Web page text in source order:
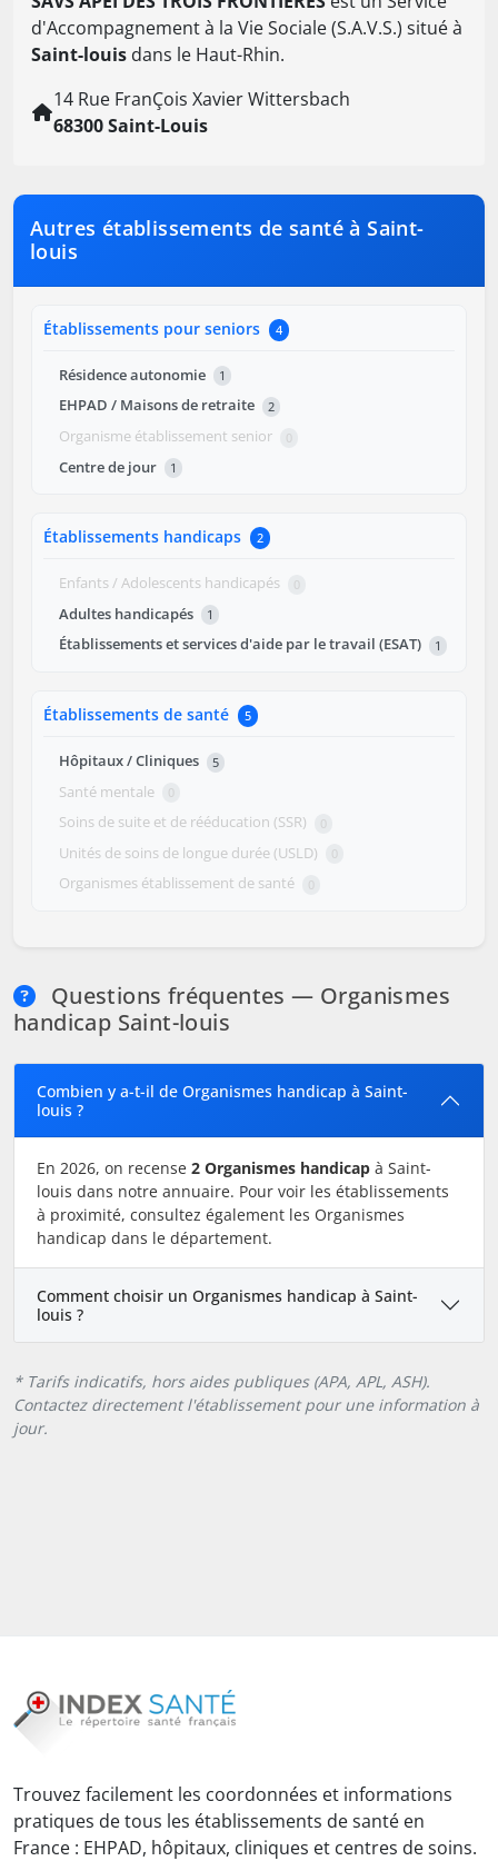
d'Accompagnement à la Vie Sociale (S.A.V.S.) situé à
Saint-louis dans le Haut-Rhin.
14 Rue FranÇois Xavier Wittersbach
68300 Saint-Louis
Autres établissements de santé à Saint-
louis
Établissements pour seniors 4
Résidence autonomie 1
EHPAD / Maisons de retraite 2
Organisme établissement senior 0
Centre de jour 1
Établissements handicaps 2
Enfants / Adolescents handicapés 0
Adultes handicapés 1
Établissements et services d'aide par le travail (ESAT) 1
Établissements de santé 5
Hôpitaux / Cliniques 5
Santé mentale 0
Soins de suite et de rééducation (SSR) 0
Unités de soins de longue durée (USLD) 0
Organismes établissement de santé 0
Questions fréquentes — Organismes
handicap Saint-louis
Combien y a-t-il de Organismes handicap à Saint-
louis ?
En 2026, on recense 2 Organismes handicap à Saint-
louis dans notre annuaire. Pour voir les établissements
à proximité, consultez également les Organismes
handicap dans le département.
Comment choisir un Organismes handicap à Saint-
louis ?
* Tarifs indicatifs, hors aides publiques (APA, APL, ASH).
Contactez directement l'établissement pour une information à
jour.
Trouvez facilement les coordonnées et informations
pratiques de tous les établissements de santé en
France : EHPAD, hôpitaux, cliniques et centres de soins.